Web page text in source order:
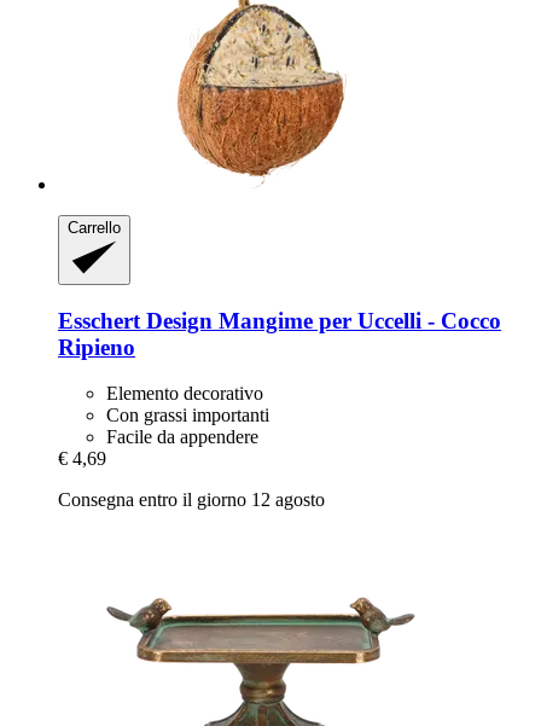
Carrello
Esschert Design Mangime per Uccelli -​ Cocco
Ripieno
Elemento decorativo
Con grassi importanti
Facile da appendere
€ 4,69
Consegna entro il giorno 12 agosto